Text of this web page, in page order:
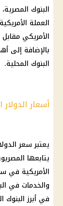
البنوك
العملة
بالإضافة إلى
البنوك المحلية.
أسعار
يعتبرسعر
يتابعها
الأمريكية في
والخدمات في
في أبرز البنوك